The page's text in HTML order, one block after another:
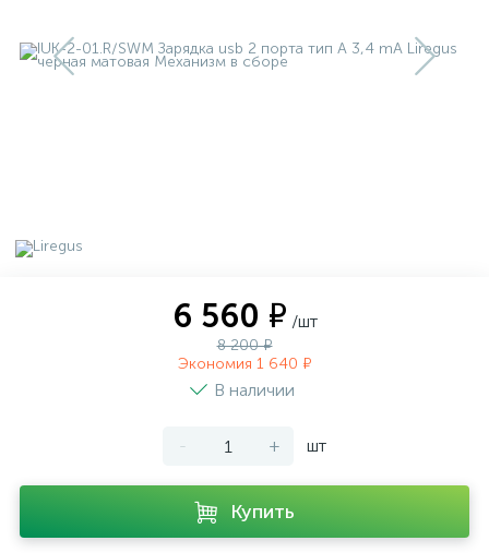
6 560 ₽ /шт
8 200 ₽
Экономия 1 640 ₽
В наличии
- + шт
Купить